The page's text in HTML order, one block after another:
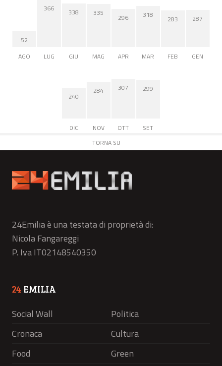
52
AGO
366
LUG
338
GIU
335
MAG
296
APR
318
MAR
283
FEB
287
GEN
240
DIC
284
NOV
307
OTT
299
SET
TORNA SU
24Emilia è una testata di proprietà di:
Nicola Fangareggi
P. Iva IT02148540350
24 EMILIA
Social Wall
Politica
Cronaca
Cultura
Food
Green